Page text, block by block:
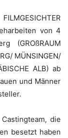
von 4
(GROßRAUM
MÜNSINGEN/
ALB) ab
und Männer
die
besetzt haben